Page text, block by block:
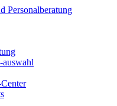
auswahl